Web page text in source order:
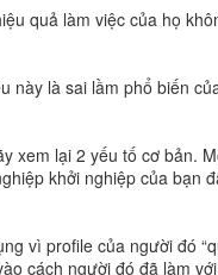
quả làm việc của họ
này là sai lầm phổ biến
xem lại 2 yếu tố cơ bản.
khởi nghiệp của bạn
vì profile của người đó
cách người đó đã làm